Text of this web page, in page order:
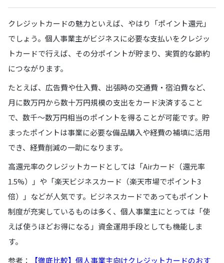
クレジットカードの魅力といえば、やはり「ポイント還元」
でしょう。個人事業主がビジネスに必要な支払いをクレジッ
トカードで行えば、その分ポイントが貯まり、実質的な節約
につながります。
たとえば、広告費や仕入費、出張時の交通費・宿泊費など、
月に数万円から数十万円規模の支出をカード決済すること
で、数千〜数万円相当のポイントを得ることが可能です。貯
まったポイントは事業に必要な備品購入や経費の補填に活用
でき、経費削減の一助になります。
高還元率のクレジットカードとしては「Airカード（還元率
1.5%）」や「楽天ビジネスカード（楽天市場でポイント3
倍）」などが人気です。ビジネスカードであってもポイント
制度が充実しているものは多く、個人事業主にとっては「使
えば使うほどお得になる」資金運用手段としても機能しま
す。
参考：
【徹底比較】個人事業主向けクレジットカードのおす